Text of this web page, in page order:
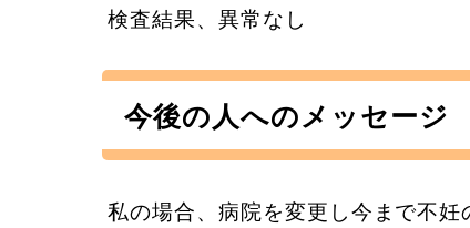
検査結果、異常なし
今後の人へのメッセージ
私の場合、病院を変更し今まで不